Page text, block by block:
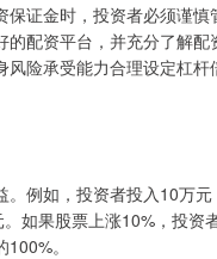
保证金时，投资者必须谨慎
的配资平台，并充分了解配
风险承受能力合理设定杠
。例如，投资者投入10万
如果股票上涨10%，投资
。